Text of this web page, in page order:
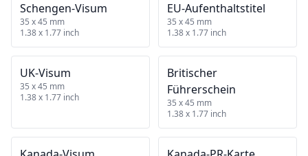
Schengen‑Visum
35 x 45 mm
1.38 x 1.77 inch
EU‑Aufenthaltstitel
35 x 45 mm
1.38 x 1.77 inch
UK‑Visum
35 x 45 mm
1.38 x 1.77 inch
Britischer
Führerschein
35 x 45 mm
1.38 x 1.77 inch